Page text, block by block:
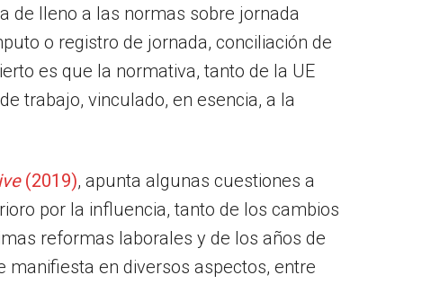
de lleno a las normas sobre jornada
o registro de jornada, conciliación de
es que la normativa, tanto de la UE
trabajo, vinculado, en esencia, a la
(2019), apunta algunas cuestiones a
por la influencia, tanto de los cambios
reformas laborales y de los años de
en diversos aspectos, entre